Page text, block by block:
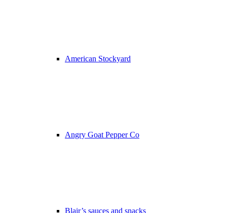
American Stockyard
Angry Goat Pepper Co
Blair’s sauces and snacks